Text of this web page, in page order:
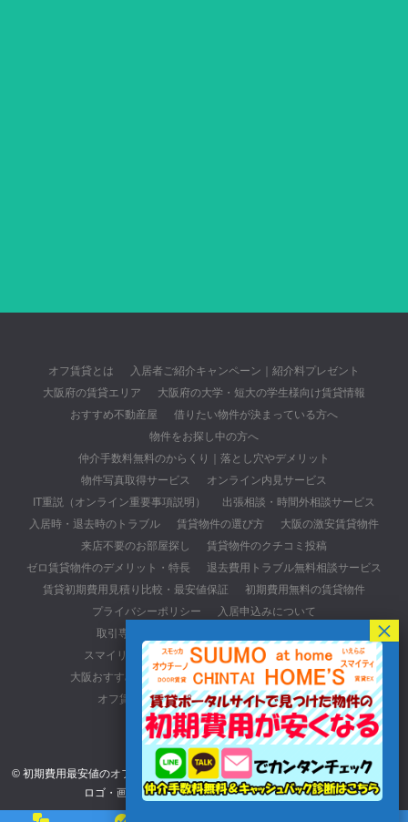
オフ賃貸とは
入居者ご紹介キャンペーン｜紹介料プレゼント
大阪府の賃貸エリア
大阪府の大学・短大の学生様向け賃貸情報
おすすめ不動産屋
借りたい物件が決まっている方へ
物件をお探し中の方へ
仲介手数料無料のからくり｜落とし穴やデメリット
物件写真取得サービス
オンライン内見サービス
IT重説（オンライン重要事項説明）
出張相談・時間外相談サービス
入居時・退去時のトラブル
賃貸物件の選び方
大阪の激安賃貸物件
来店不要のお部屋探し
賃貸物件のクチコミ投稿
ゼロ賃貸物件のデメリット・特長
退去費用トラブル無料相談サービス
賃貸初期費用見積り比較・最安値保証
初期費用無料の賃貸物件
プライバシーポリシー
入居申込みについて
取引専用ページ(元付・管理会社・貸主の方)
スマイリースの口コミ・レビューサイトについて
大阪おすすめ不動産会社
初期費用最安値の賃貸物件
オフ賃貸へのアクセス詳細
お問い合わせ
© 初期費用最安値のオフ賃貸. All rights reserved. ※当サイトに掲載されている
ロゴ・画像・文章等一切の無断使用を禁じます。